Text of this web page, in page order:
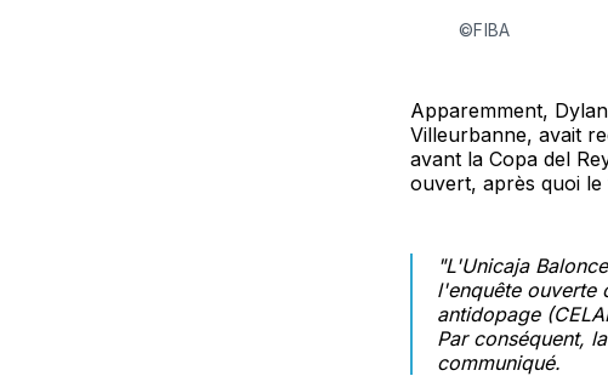
©FIBA
Apparemment,
Villeurbanne, avait
avant la Copa del
ouvert, après quoi le
"L'Unicaja
l'enquête ouverte
antidopage
Par conséquent,
communiqué.